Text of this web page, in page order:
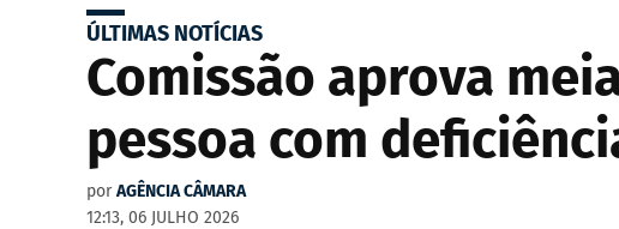
ÚLTIMAS NOTÍCIAS
Comissão aprova
pessoa com
por AGÊNCIA CÂMARA
12:13, 06 JULHO 2026